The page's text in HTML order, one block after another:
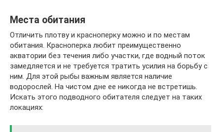
Места обитания
Отличить плотву и красноперку можно и по местам
обитания. Красноперка любит преимущественно
акватории без течения либо участки, где водный поток
замедляется и не требуется тратить усилия на борьбу с
ним. Для этой рыбы важным является наличие
водорослей. На чистом дне ее никогда не встретишь.
Искать этого подводного обитателя следует на таких
локациях: